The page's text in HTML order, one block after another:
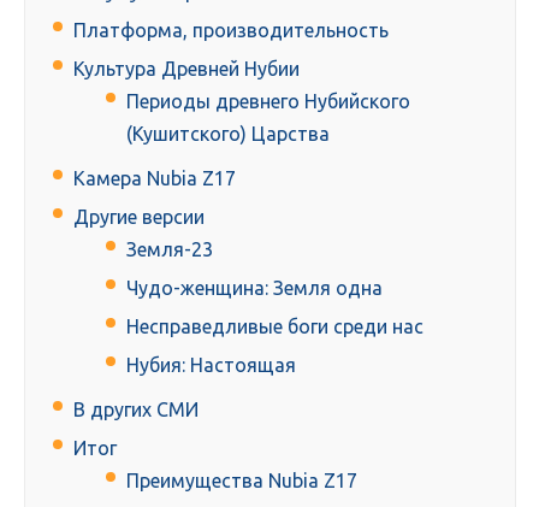
Платформа, производительность
Культура Древней Нубии
Периоды древнего Нубийского
(Кушитского) Царства
Камера Nubia Z17
Другие версии
Земля-23
Чудо-женщина: Земля одна
Несправедливые боги среди нас
Нубия: Настоящая
В других СМИ
Итог
Преимущества Nubia Z17